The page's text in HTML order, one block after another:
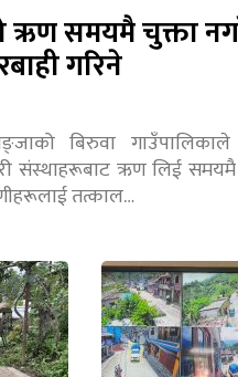
ऋण समयमै चुक्ता
गरिने
बिरुवा गाउँपालिकाले
संस्थाहरूबाट ऋण लिई समयमै
तत्काल…